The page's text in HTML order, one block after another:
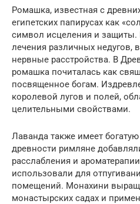
Ромашка, известная с
египетских папирусах как
символ исцеления и защиты.
лечения различных недугов,
нервные расстройства. В
ромашка почиталась как
посвященное богам.
королевой лугов и полей,
целительными свойствами.
Лаванда также имеет
древности римляне
расслабления и
использовали для
помещений. Монахини
монастырских садах и